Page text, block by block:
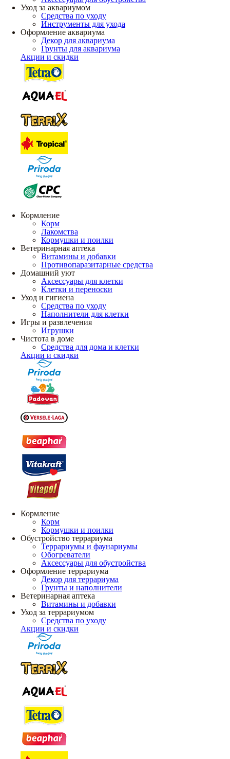
Уход за аквариумом
Средства по уходу
Инструменты для ухода
Оформление аквариума
Декор для аквариума
Грунты для аквариума
Акции и скидки
Кормление
Корм
Лакомства
Кормушки и поилки
Ветеринарная аптека
Витамины и добавки
Противопаразитарные средства
Домашний уют
Аксессуары для клетки
Клетки и переноски
Уход и гигиена
Средства по уходу
Наполнители для клетки
Игры и развлечения
Игрушки
Чистота в доме
Средства для дома и клетки
Акции и скидки
Кормление
Корм
Кормушки и поилки
Обустройство террариума
Террариумы и фаунариумы
Обогреватели
Аксессуары для обустройства
Оформление террариума
Декор для террариума
Грунты и наполнители
Ветеринарная аптека
Витамины и добавки
Уход за террариумом
Средства по уходу
Акции и скидки